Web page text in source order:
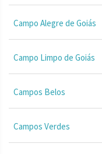
Campo Alegre de Goiás
Campo Limpo de Goiás
Campos Belos
Campos Verdes